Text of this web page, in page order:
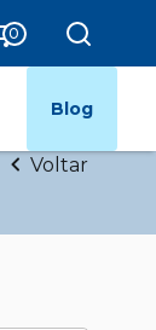
0
Blog
Voltar